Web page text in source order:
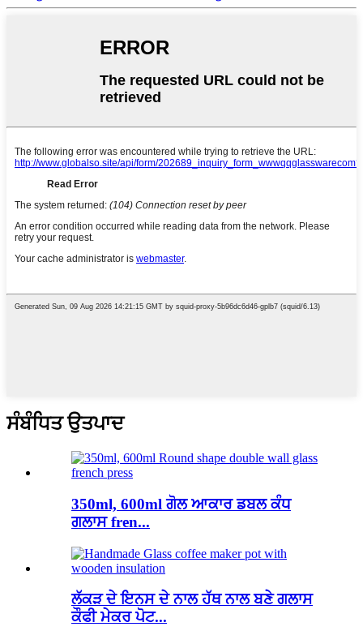
ਸੰਬੰਧਿਤ ਉਤਪਾਦ
350ml, 600ml ਗੋਲ ਆਕਾਰ ਡਬਲ ਕੰਧ
ਗਲਾਸ fren...
ਲੱਕੜ ਦੇ ਇਨਸ ਦੇ ਨਾਲ ਹੱਥ ਨਾਲ ਬਣੇ ਗਲਾਸ
ਕੌਫੀ ਮੇਕਰ ਪੋਟ...